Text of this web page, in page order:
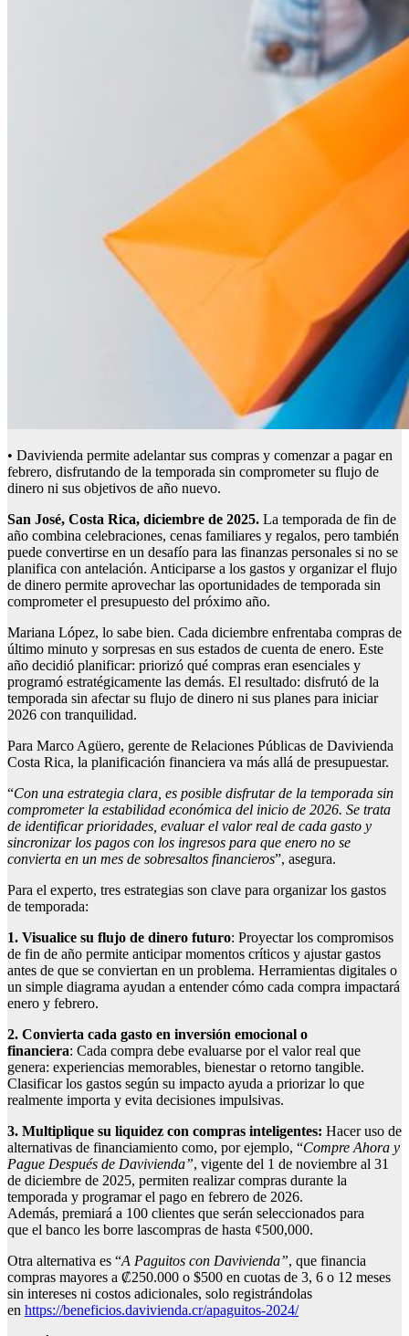
• Davivienda permite adelantar sus compras y comenzar a pagar en
febrero, disfrutando de la temporada sin comprometer su flujo de
dinero ni sus objetivos de año nuevo.
San José, Costa Rica, diciembre de 2025. La temporada de fin de
año combina celebraciones, cenas familiares y regalos, pero también
puede convertirse en un desafío para las finanzas personales si no se
planifica con antelación. Anticiparse a los gastos y organizar el flujo
de dinero permite aprovechar las oportunidades de temporada sin
comprometer el presupuesto del próximo año.
Mariana López, lo sabe bien. Cada diciembre enfrentaba compras de
último minuto y sorpresas en sus estados de cuenta de enero. Este
año decidió planificar: priorizó qué compras eran esenciales y
programó estratégicamente las demás. El resultado: disfrutó de la
temporada sin afectar su flujo de dinero ni sus planes para iniciar
2026 con tranquilidad.
Para Marco Agüero, gerente de Relaciones Públicas de Davivienda
Costa Rica, la planificación financiera va más allá de presupuestar.
“Con una estrategia clara, es posible disfrutar de la temporada sin
comprometer la estabilidad económica del inicio de 2026. Se trata
de identificar prioridades, evaluar el valor real de cada gasto y
sincronizar los pagos con los ingresos para que enero no se
convierta en un mes de sobresaltos financieros”, asegura.
Para el experto, tres estrategias son clave para organizar los gastos
de temporada:
1. Visualice su flujo de dinero futuro: Proyectar los compromisos
de fin de año permite anticipar momentos críticos y ajustar gastos
antes de que se conviertan en un problema. Herramientas digitales o
un simple diagrama ayudan a entender cómo cada compra impactará
enero y febrero.
2. Convierta cada gasto en inversión emocional o
financiera: Cada compra debe evaluarse por el valor real que
genera: experiencias memorables, bienestar o retorno tangible.
Clasificar los gastos según su impacto ayuda a priorizar lo que
realmente importa y evita decisiones impulsivas.
3. Multiplique su liquidez con compras inteligentes: Hacer uso de
alternativas de financiamiento como, por ejemplo, “Compre Ahora y
Pague Después de Davivienda”, vigente del 1 de noviembre al 31
de diciembre de 2025, permiten realizar compras durante la
temporada y programar el pago en febrero de 2026.
Además, premiará a 100 clientes que serán seleccionados para
que el banco les borre lascompras de hasta ¢500,000.
Otra alternativa es “A Paguitos con Davivienda”, que financia
compras mayores a ₡250.000 o $500 en cuotas de 3, 6 o 12 meses
sin intereses ni costos adicionales, solo registrándolas
en https://beneficios.davivienda.cr/apaguitos-2024/